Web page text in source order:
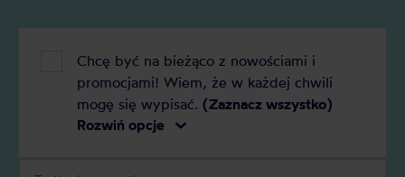
Chcę być na bieżąco z nowościami i
promocjami! Wiem, że w każdej chwili
mogę się wypisać. (Zaznacz wszystko)
Rozwiń opcje